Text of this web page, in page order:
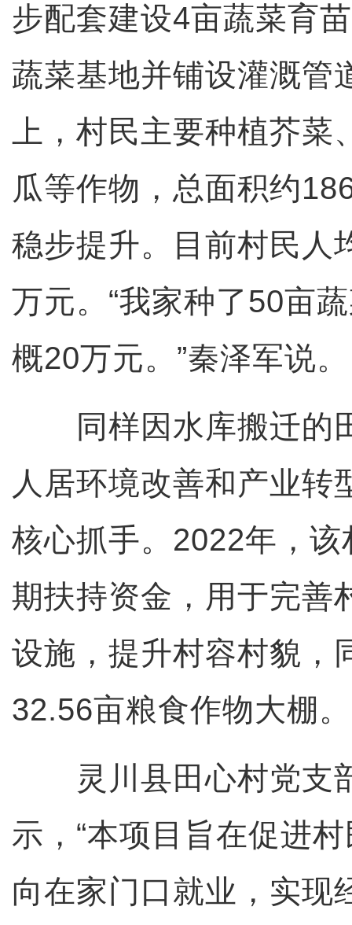
步配套建设4亩蔬菜育
蔬菜基地并铺设灌溉管
上，村民主要种植芥
瓜等作物，总面积约
稳步提升。目前村民人
万元。“我家种了50亩
概20万元。”秦泽军说。
同样因水库搬迁的
人居环境改善和产业转
核心抓手。2022年，
期扶持资金，用于完善
设施，提升村容村貌，
32.56亩粮食作物大棚。
灵川县田心村党支
示，“本项目旨在促进
向在家门口就业，实现